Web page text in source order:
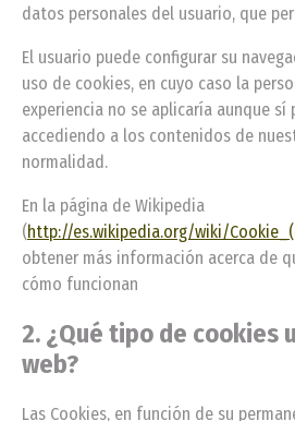
datos personales del usuario, que
El usuario puede configurar su
uso de cookies, en cuyo caso la
experiencia no se aplicaría aunque sí
accediendo a los contenidos de
normalidad.
En la página de Wikipedia
(http://es.wikipedia.org/wiki/
obtener más información acerca de
cómo funcionan
2. ¿Qué tipo de cookies
web?
Las Cookies, en función de su